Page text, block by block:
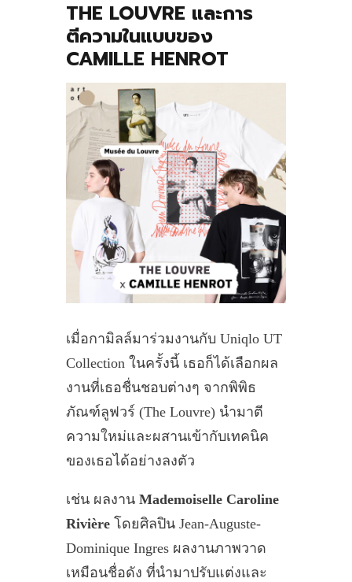
THE LOUVRE และการ
ตีความในแบบของ
CAMILLE HENROT
เมื่อกามิลล์มาร่วมงานกับ Uniqlo UT
Collection ในครั้งนี้ เธอก็ได้เลือกผล
งานที่เธอชื่นชอบต่างๆ จากพิพิธ
ภัณฑ์ลูฟวร์ (The Louvre) นำมาตี
ความใหม่และผสานเข้ากับเทคนิค
ของเธอได้อย่างลงตัว
เช่น ผลงาน Mademoiselle Caroline
Rivière โดยศิลปิน Jean-Auguste-
Dominique Ingres ผลงานภาพวาด
เหมือนชื่อดัง ที่นำมาปรับแต่งและ